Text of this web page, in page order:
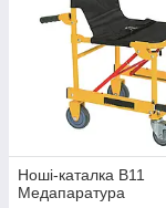
Ноші-каталка В11
Медапаратура